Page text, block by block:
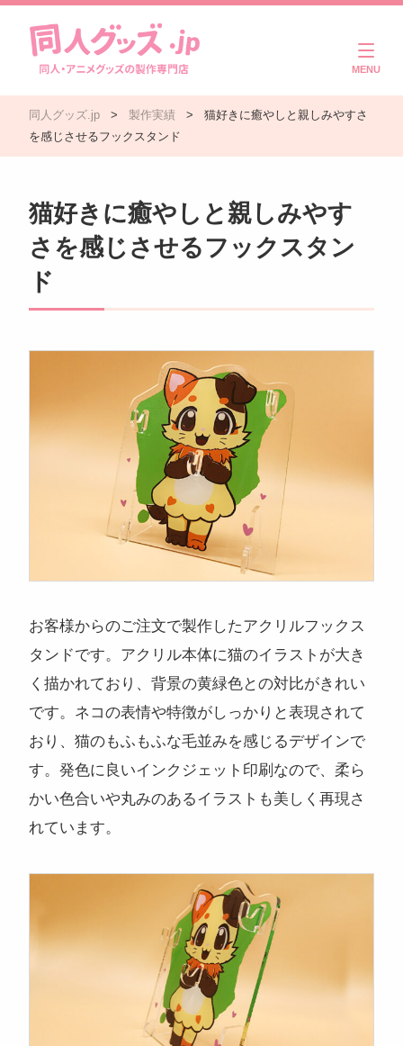
商品一覧
ご利用ガイド
製作実績
よくある質問
お問い合わせ
注目のキーワード
アクキー
キーホルダー
モーテルキー ライトバングル マスクケース パスケース
ペットボトルホルダー万年カレンダー
同人グッズ.jp > 製作実績 >
猫好きに癒やしと親しみやすさ
を感じさせるフックスタンド
猫好きに癒やしと親しみやす
さを感じさせるフックスタン
ド
お客様からのご注文で製作したアクリルフックス
タンドです。アクリル本体に猫のイラストが大き
く描かれており、背景の黄緑色との対比がきれい
です。ネコの表情や特徴がしっかりと表現されて
おり、猫のもふもふな毛並みを感じるデザインで
す。発色に良いインクジェット印刷なので、柔ら
かい色合いや丸みのあるイラストも美しく再現さ
れています。